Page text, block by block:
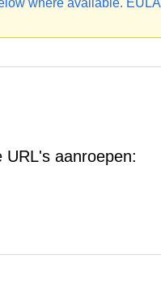
where available. EULA
URL's aanroepen: